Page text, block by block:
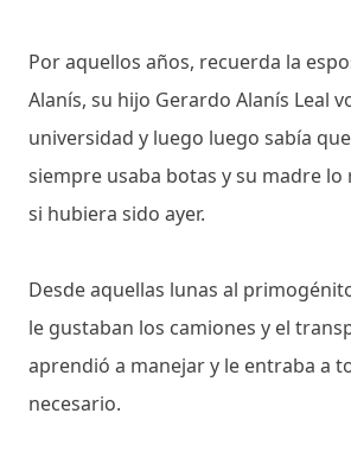
Por aquellos años, recuerda la
Alanís, su hijo Gerardo Alanís Leal
universidad y luego luego sabía
siempre usaba botas y su madre lo
si hubiera sido ayer.
Desde aquellas lunas al
le gustaban los camiones y el
aprendió a manejar y le entraba a
necesario.